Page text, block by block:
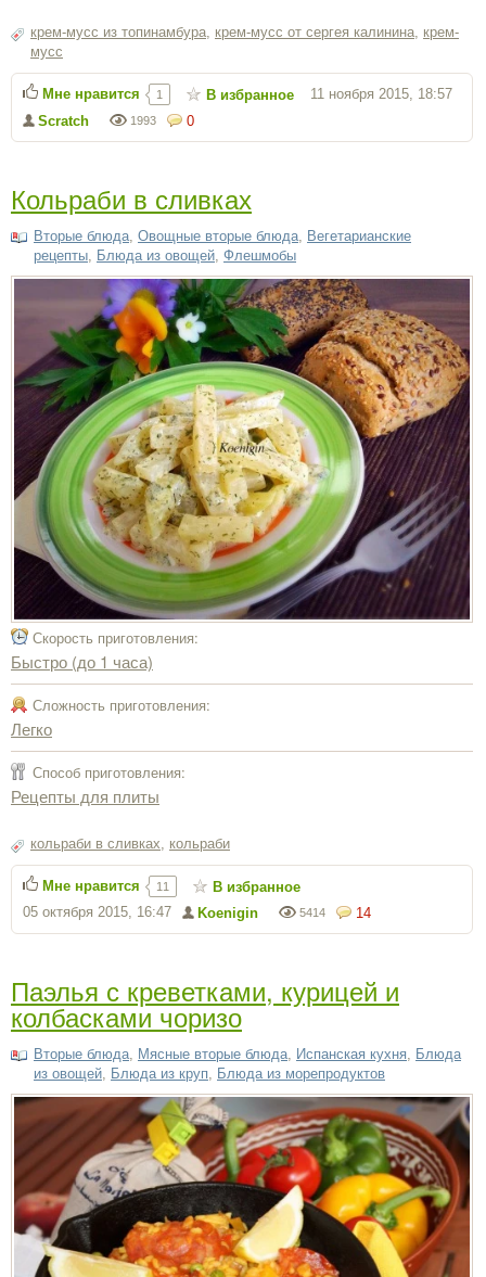
крем-мусс из топинамбура крем-мусс от сергея калинина крем-
мусс
0
1993
Scratch
11 ноября 2015, 18:57
Мне нравится 1 В избранное
Кольраби в сливках
Вторые блюда Овощные вторые блюда
Вегетарианские
рецепты
Блюда из овощей Флешмобы
Скорость приготовления:
Быстро (до 1 часа)
Сложность приготовления:
Легко
Способ приготовления:
Рецепты для плиты
кольраби в сливках кольраби
14
5414
Koenigin
05 октября 2015, 16:47
Мне нравится 11 В избранное
Паэлья с креветками, курицей и
колбасками чоризо
Вторые блюда Мясные вторые блюда Испанская кухня
Блюда
из овощей
Блюда из круп Блюда из морепродуктов